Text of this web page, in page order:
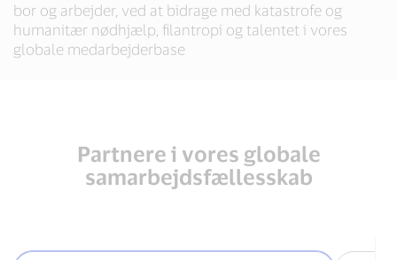
bor og arbejder, ved at bidrage med katastrofe og
humanitær nødhjælp, filantropi og talentet i vores
globale medarbejderbase
Partnere i vores globale
samarbejdsfællesskab